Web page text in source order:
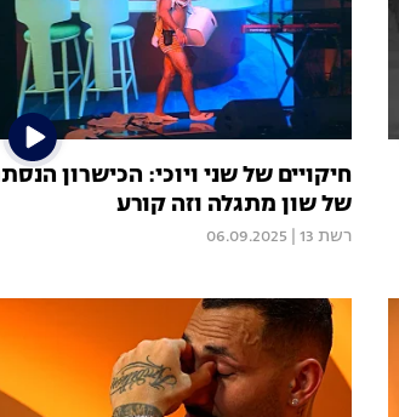
חיקויים של שני ויוכי: הכישרון
של שון מתגלה וזה קורע
רשת 13 06.09.2025